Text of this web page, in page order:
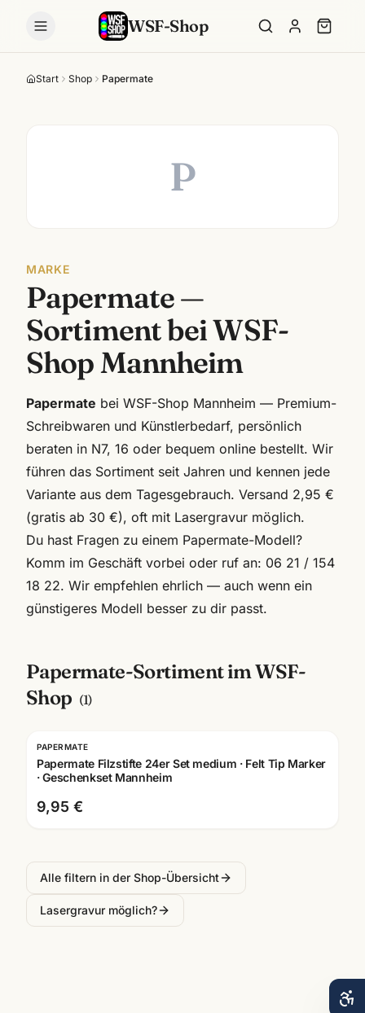
WSF-Shop
Start Shop Papermate
P
MARKE
Papermate—
Sortiment bei WSF-
Shop Mannheim
Papermate bei WSF-Shop Mannheim — Premium-
Schreibwaren und Künstlerbedarf, persönlich
beraten in N7, 16 oder bequem online bestellt. Wir
führen das Sortiment seit Jahren und kennen jede
Variante aus dem Tagesgebrauch. Versand 2,95 €
(gratis ab 30 €), oft mit Lasergravur möglich.
Du hast Fragen zu einem Papermate-Modell?
Komm im Geschäft vorbei oder ruf an: 06 21 / 154
18 22. Wir empfehlen ehrlich — auch wenn ein
günstigeres Modell besser zu dir passt.
Papermate-Sortiment im WSF-
Shop (1)
PAPERMATE
Papermate Filzstifte 24er Set medium · Felt Tip Marker
· Geschenkset Mannheim
9,95 €
Alle filtern in der Shop-Übersicht
Lasergravur möglich?